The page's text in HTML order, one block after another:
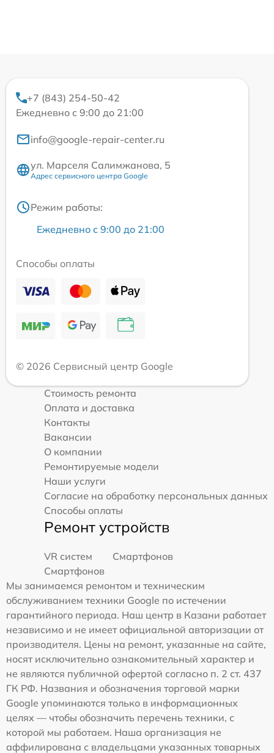
+7 (843) 254-50-42
Ежедневно с 9:00 до 21:00
info@google-repair-center.ru
ул. Марселя Салимжанова, 5
Адрес сервисного центра Google
Режим работы:
Ежедневно с 9:00 до 21:00
Способы оплаты
© 2026 Сервисный центр Google
Стоимость ремонта
Оплата и доставка
Контакты
Вакансии
О компании
Ремонтируемые модели
Наши услуги
Согласие на обработку персональных данных
Способы оплаты
Ремонт устройств
VR систем
Смартфонов
Смартфонов
Мы занимаемся ремонтом и техническим
обслуживанием техники Google по истечении
гарантийного периода. Наш центр в Казани работает
независимо и не имеет официальной авторизации от
производителя. Цены на ремонт, указанные на сайте,
носят исключительно ознакомительный характер и
не являются публичной офертой согласно п. 2 ст. 437
ГК РФ. Названия и обозначения торговой марки
Google упоминаются только в информационных
целях — чтобы обозначить перечень техники, с
которой мы работаем. Наша организация не
аффилирована с владельцами указанных товарных